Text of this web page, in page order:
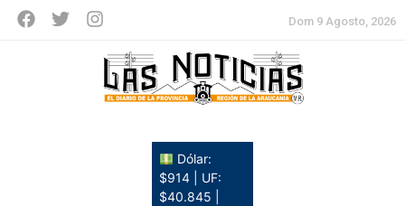
Dom 9 Agosto, 2026
Dólar:
$914 | UF:
$40.845 |